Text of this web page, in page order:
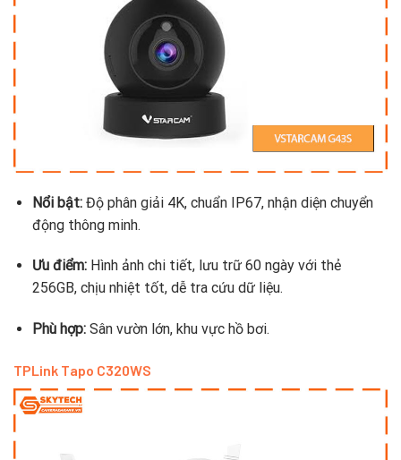
Nổi bật:Độ phân giải 4K, chuẩn IP67, nhận diện chuyển
động thông minh.
Ưu điểm:Hình ảnh chi tiết, lưu trữ 60 ngày với thẻ
256GB, chịu nhiệt tốt, dễ tra cứu dữ liệu.
Phù hợp:Sân vườn lớn, khu vực hồ bơi.
TPLink Tapo C320WS